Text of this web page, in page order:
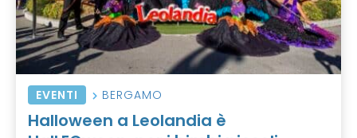
EVENTI BERGAMO
Halloween a Leolandia è